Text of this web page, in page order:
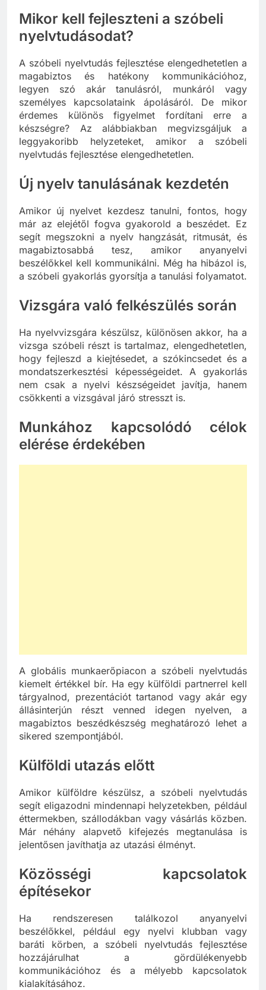
Mikor kell fejleszteni a szóbeli
nyelvtudásodat?
A szóbeli nyelvtudás fejlesztése elengedhetetlen a
magabiztos és hatékony kommunikációhoz,
legyen szó akár tanulásról, munkáról vagy
személyes kapcsolataink ápolásáról. De mikor
érdemes különös figyelmet fordítani erre a
készségre? Az alábbiakban megvizsgáljuk a
leggyakoribb helyzeteket, amikor a szóbeli
nyelvtudás fejlesztése elengedhetetlen.
Új nyelv tanulásának kezdetén
Amikor új nyelvet kezdesz tanulni, fontos, hogy
már az elejétől fogva gyakorold a beszédet. Ez
segít megszokni a nyelv hangzását, ritmusát, és
magabiztosabbá tesz, amikor anyanyelvi
beszélőkkel kell kommunikálni. Még ha hibázol is,
a szóbeli gyakorlás gyorsítja a tanulási folyamatot.
Vizsgára való felkészülés során
Ha nyelvvizsgára készülsz, különösen akkor, ha a
vizsga szóbeli részt is tartalmaz, elengedhetetlen,
hogy fejleszd a kiejtésedet, a szókincsedet és a
mondatszerkesztési képességeidet. A gyakorlás
nem csak a nyelvi készségeidet javítja, hanem
csökkenti a vizsgával járó stresszt is.
Munkához kapcsolódó célok
elérése érdekében
A globális munkaerőpiacon a szóbeli nyelvtudás
kiemelt értékkel bír. Ha egy külföldi partnerrel kell
tárgyalnod, prezentációt tartanod vagy akár egy
állásinterjún részt venned idegen nyelven, a
magabiztos beszédkészség meghatározó lehet a
sikered szempontjából.
Külföldi utazás előtt
Amikor külföldre készülsz, a szóbeli nyelvtudás
segít eligazodni mindennapi helyzetekben, például
éttermekben, szállodákban vagy vásárlás közben.
Már néhány alapvető kifejezés megtanulása is
jelentősen javíthatja az utazási élményt.
Közösségi kapcsolatok
építésekor
Ha rendszeresen találkozol anyanyelvi
beszélőkkel, például egy nyelvi klubban vagy
baráti körben, a szóbeli nyelvtudás fejlesztése
hozzájárulhat a gördülékenyebb
kommunikációhoz és a mélyebb kapcsolatok
kialakításához.